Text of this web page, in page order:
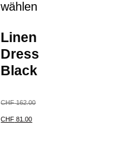
wählen
Linen
Dress
Black
CHF162.00
CHF 81.00